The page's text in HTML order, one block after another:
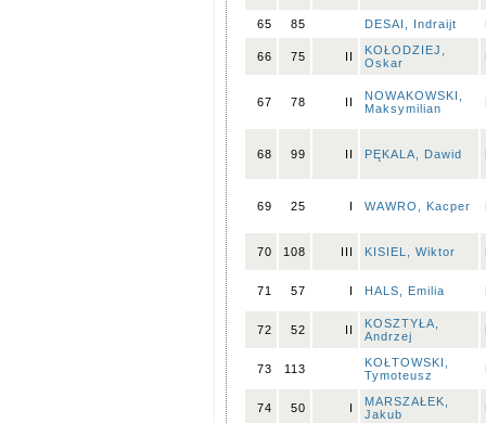
65 85 DESAI, Indraijt
66 75 II
KOŁODZIEJ,
Oskar
67 78 II
NOWAKOWSKI,
Maksymilian
68 99 II PĘKALA, Dawid
69 25 I WAWRO, Kacper
70 108 III KISIEL, Wiktor
71 57 I HALS, Emilia
72 52 II
KOSZTYŁA,
Andrzej
73 113
KOŁTOWSKI,
Tymoteusz
74 50 I
MARSZAŁEK,
Jakub